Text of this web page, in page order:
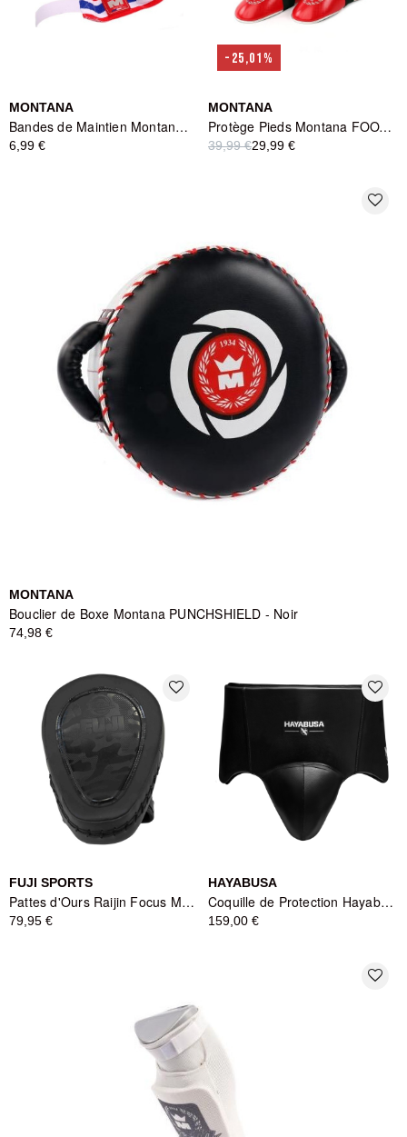
MONTANA
Bandes de Maintien Montana MBB3250 Thaïland Flag - Multicolore
6,99 €
-25,01%
MONTANA
Protège Pieds Montana FOOTGUARD Red
39,99 €29,99 €
favorite_border
MONTANA
Bouclier de Boxe Montana PUNCHSHIELD - Noir
74,98 €
favorite_border
FUJI SPORTS
Pattes d'Ours Raijin Focus Mitts - Fuji Sports
79,95 €
favorite_border
HAYABUSA
Coquille de Protection Hayabusa Pro Boxing - Noir
159,00 €
favorite_border